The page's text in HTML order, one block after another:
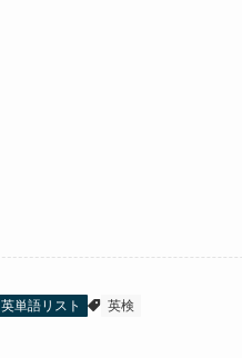
英単語リスト 英検